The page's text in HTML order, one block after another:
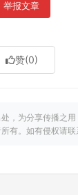
举报文章
赞(0)
，为分享传播之用
有。如有侵权请联